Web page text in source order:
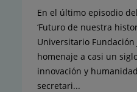
En el último episodio
‘Futuro de nuestra
Universitario Fundación
homenaje a casi un
innovación y
secretari...